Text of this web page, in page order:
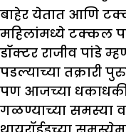
बाहेर येतात आणि
महिलांमध्ये टक्कल
डॉक्टर राजीव पांडे
पडल्याच्या तक्रारी
पण आजच्या
गळण्याच्या समस्या